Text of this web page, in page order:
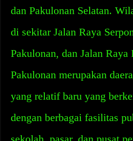
dan Pakulonan Selatan.
di sekitar Jalan Raya
Pakulonan, dan Jalan Raya
Pakulonan merupakan
yang relatif baru yang
dengan berbagai fasilitas